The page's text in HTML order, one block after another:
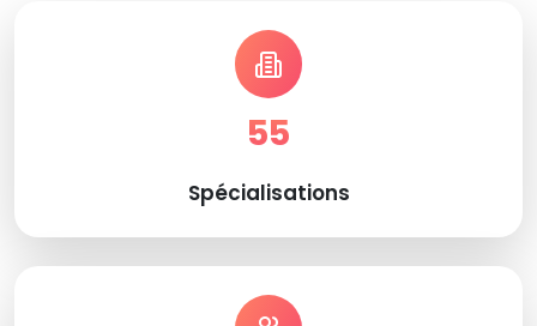
55
Spécialisations